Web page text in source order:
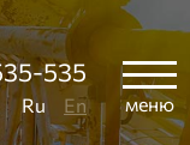
535
Ru En меню